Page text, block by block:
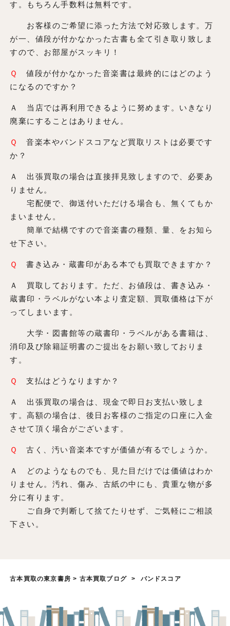
す。もちろん手数料は無料です。
お客様のご希望に添った方法で対応致します。万
が一、値段が付かなかった古書も全て引き取り致しま
すので、お部屋がスッキリ！
Ｑ
値段が付かなかった音楽書は最終的にはどのよう
になるのですか？
Ａ 当店では再利用できるように努めます。いきなり
廃棄にすることはありません。
Ｑ
音楽本やバンドスコアなど買取リストは必要です
か？
Ａ 出張買取の場合は直接拝見致しますので、必要あ
りません。
宅配便で、御送付いただける場合も、無くてもか
まいません。
簡単で結構ですので音楽書の種類、量、をお知ら
せ下さい。
Ｑ 書き込み・蔵書印がある本でも買取できますか？
Ａ 買取しております。ただ、お値段は、書き込み・
蔵書印・ラベルがない本より査定額、買取価格は下が
ってしまいます。
大学・図書館等の蔵書印・ラベルがある書籍は、
消印及び除籍証明書のご提出をお願い致しておりま
す。
Ｑ 支払はどうなりますか？
Ａ 出張買取の場合は、現金で即日お支払い致しま
す。高額の場合は、後日お客様のご指定の口座に入金
させて頂く場合がございます。
Ｑ 古く、汚い音楽本ですが価値が有るでしょうか。
Ａ どのようなものでも、見た目だけでは価値はわか
りません。汚れ、傷み、古紙の中にも、貴重な物が多
分に有ります。
ご自身で判断して捨てたりせず、ご気軽にご相談
下さい。
古本買取の東京書房 > 古本買取ブログ > バンドスコア